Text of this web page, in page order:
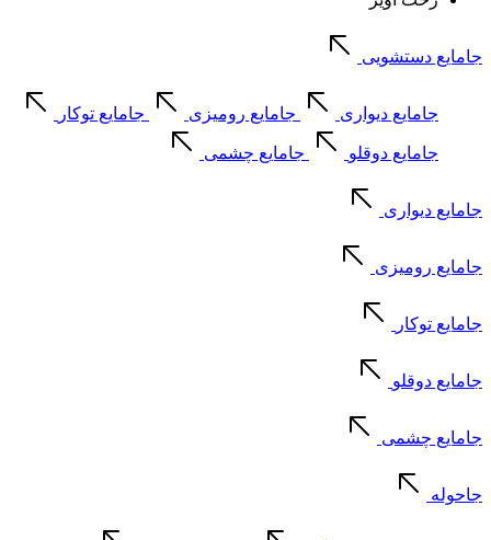
جامایع دستشویی
جامایع دیواری جامایع رومیزی جامایع توکار
جامایع دوقلو جامایع چشمی
جامایع دیواری
جامایع رومیزی
جامایع توکار
جامایع دوقلو
جامایع چشمی
جاحوله